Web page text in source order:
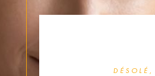
DÉSOLÉ,